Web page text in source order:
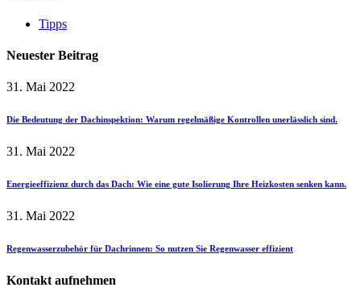
Tipps
Neuester Beitrag
31. Mai 2022
Die Bedeutung der Dachinspektion: Warum regelmäßige Kontrollen unerlässlich sind.
31. Mai 2022
Energieeffizienz durch das Dach: Wie eine gute Isolierung Ihre Heizkosten senken kann.
31. Mai 2022
Regenwasserzubehör für Dachrinnen: So nutzen Sie Regenwasser effizient
Kontakt aufnehmen